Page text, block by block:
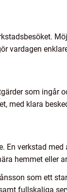
vardagen
som
med klara
En verkstad
hemmet eller
som ett
fullskaliga